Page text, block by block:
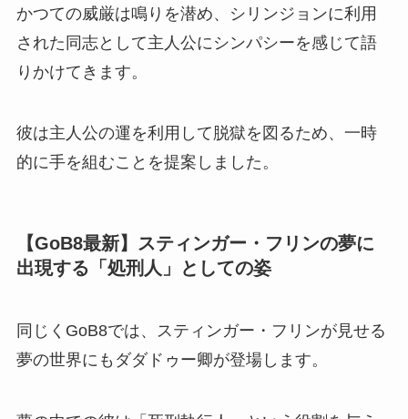
かつての威厳は鳴りを潜め、シリンジョンに利用
された同志として主人公にシンパシーを感じて語
りかけてきます。
彼は主人公の運を利用して脱獄を図るため、一時
的に手を組むことを提案しました。
【GoB8最新】スティンガー・フリンの夢に
出現する「処刑人」としての姿
同じくGoB8では、スティンガー・フリンが見せる
夢の世界にもダダドゥー卿が登場します。